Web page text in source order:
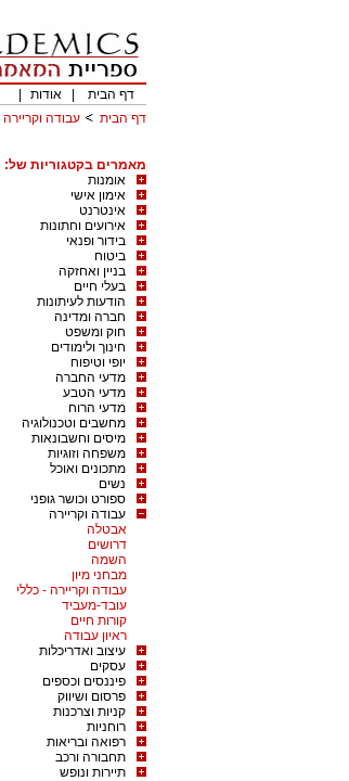
דף הבית
אודות
דף הבית
עבודה וקריירה
מאמרים בקטגוריות של:
אומנות
אימון אישי
אינטרנט
אירועים וחתונות
בידור ופנאי
ביטוח
בניין ואחזקה
בעלי חיים
הודעות לעיתונות
חברה ומדינה
חוק ומשפט
חינוך ולימודים
יופי וטיפוח
מדעי החברה
מדעי הטבע
מדעי הרוח
מחשבים וטכנולוגיה
מיסים וחשבונאות
משפחה וזוגיות
מתכונים ואוכל
נשים
ספורט וכושר גופני
עבודה וקריירה
אבטלה
דרושים
השמה
מבחני מיון
עבודה וקריירה - כללי
עובד-מעביד
קורות חיים
ראיון עבודה
עיצוב ואדריכלות
עסקים
פיננסים וכספים
פרסום ושיווק
קניות וצרכנות
רוחניות
רפואה ובריאות
תחבורה ורכב
תיירות ונופש